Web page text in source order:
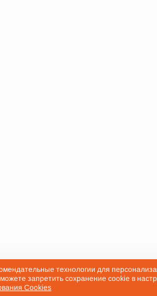
технологии для
запретить сохранение cookie в
Cookies